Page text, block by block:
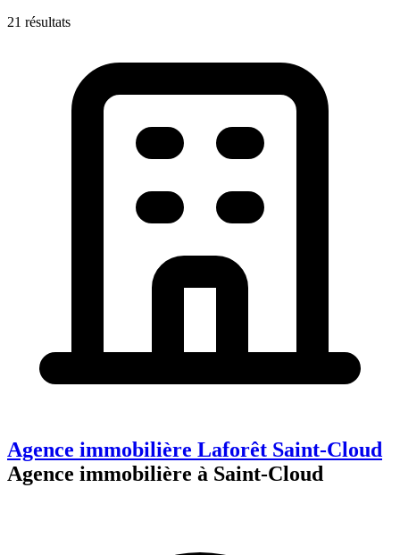
21 résultats
Agence immobilière Laforêt Saint-Cloud
Agence immobilière à Saint-Cloud